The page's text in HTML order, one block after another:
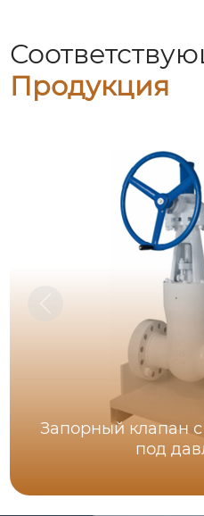
Продукция
Запорный клапан
под